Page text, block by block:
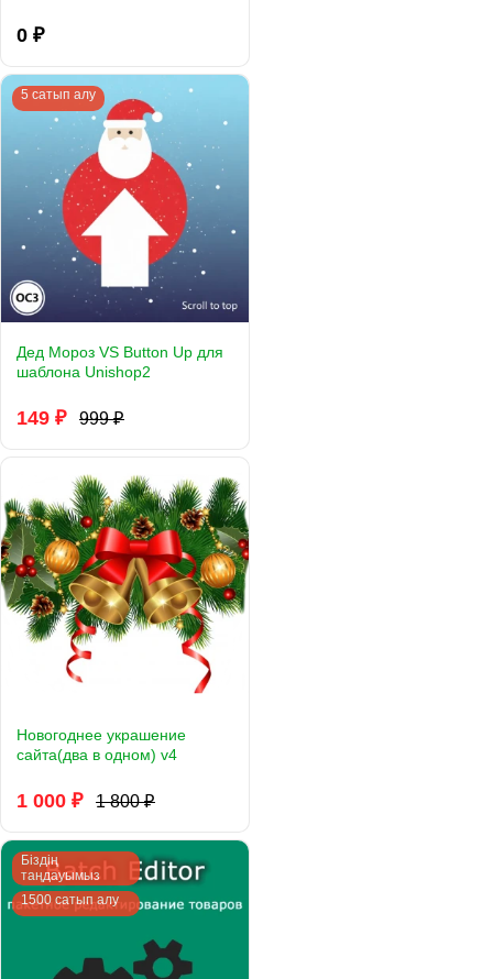
0 ₽
5 сатып алу
Дед Мороз VS Button Up для
шаблона Unishop2
149 ₽ 999 ₽
Новогоднее украшение
сайта(два в одном) v4
1 000 ₽ 1 800 ₽
Біздің
таңдауымыз
1500 сатып алу